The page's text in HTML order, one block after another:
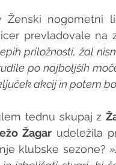
nogometni
priložnosti, žal
po najboljših
akcij in potem
tednu skupaj z
Žagar udeležila
klubske sezone?